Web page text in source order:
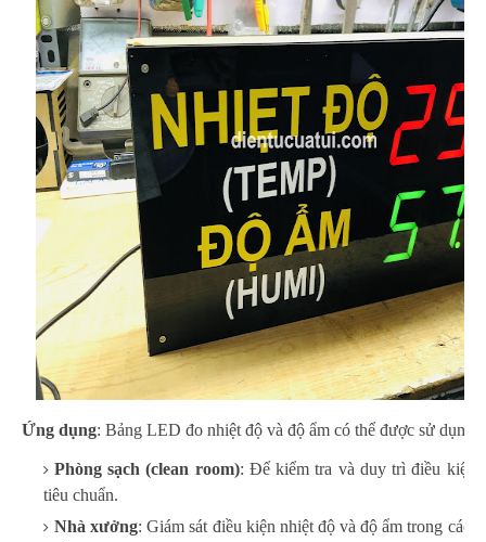
Ứng dụng: Bảng LED đo nhiệt độ và độ ẩm có thể được sử dụng
Phòng sạch (clean room): Để kiểm tra và duy trì điều kiện
tiêu chuẩn.
Nhà xưởng: Giám sát điều kiện nhiệt độ và độ ẩm trong các